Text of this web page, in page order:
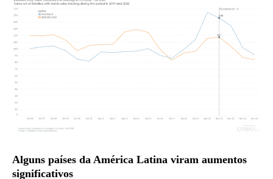
Alguns países da América Latina viram aumentos
significativos